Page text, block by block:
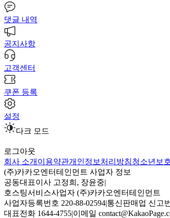
댓글 내역
공지사항
고객센터
쿠폰 등록
설정
다크 모드
로그아웃
회사 소개 이용약관개인정보처리방침청소년보
(주)카카오엔터테인먼트 사업자 정보
공동대표이사 고정희, 장윤중|
호스팅서비스사업자 (주)카카오엔터테인먼트
사업자등록번호 220-88-02594|통신판매업 신고
대표전화 1644-4755|이메일